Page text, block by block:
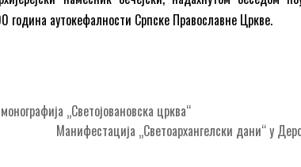
година аутокефалности Српске Православне Цркве.
„Светојовановска црква“
Манифестација „Светоархангелски дани“ у